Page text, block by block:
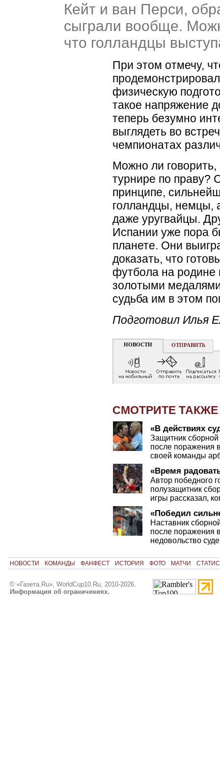
Кейт и ван Перси,
сыграли вообще.
что голландцы
При этом отмечу,
физическую
такое напряжение
теперь безумно
выглядеть во
чемпионатах
Можно ли
турнире по праву?
принципе,
голландцы, немцы,
даже уругвайцы.
Испании уже пора
планете. Они
доказать, что
футбола на родине
золотыми
судьба им в этом
Подготовил Илья
НОВОСТИ ОТПРАВИТЬ
СМОТРИТЕ ТАКЖЕ
«В действиях
Защитник
после поражения
своей команды
«Время
Автор победного
полузащитник
игры рассказал,
«Победил
Наставник
после поражения
недовольство
НОВОСТИ КОМАНДЫ ФАНФЕСТ ИСТОРИЯ ФОТО МАТЧИ
© «Газета.Ru», WorldCup10.Ru, 2010-2026.
Информация об ограничениях.